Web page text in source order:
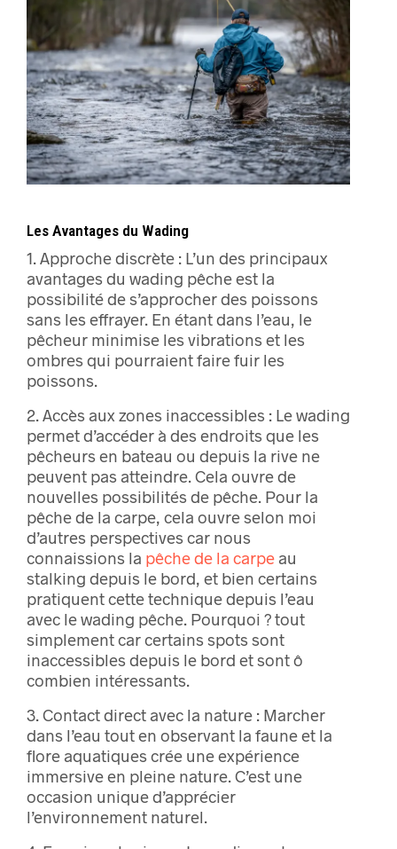
Les Avantages du Wading
1. Approche discrète : L’un des principaux
avantages du wading pêche est la
possibilité de s’approcher des poissons
sans les effrayer. En étant dans l’eau, le
pêcheur minimise les vibrations et les
ombres qui pourraient faire fuir les
poissons.
2. Accès aux zones inaccessibles : Le wading
permet d’accéder à des endroits que les
pêcheurs en bateau ou depuis la rive ne
peuvent pas atteindre. Cela ouvre de
nouvelles possibilités de pêche. Pour la
pêche de la carpe, cela ouvre selon moi
d’autres perspectives car nous
connaissions la pêche de la carpe au
stalking depuis le bord, et bien certains
pratiquent cette technique depuis l’eau
avec le wading pêche. Pourquoi ? tout
simplement car certains spots sont
inaccessibles depuis le bord et sont ô
combien intéressants.
3. Contact direct avec la nature : Marcher
dans l’eau tout en observant la faune et la
flore aquatiques crée une expérience
immersive en pleine nature. C’est une
occasion unique d’apprécier
l’environnement naturel.